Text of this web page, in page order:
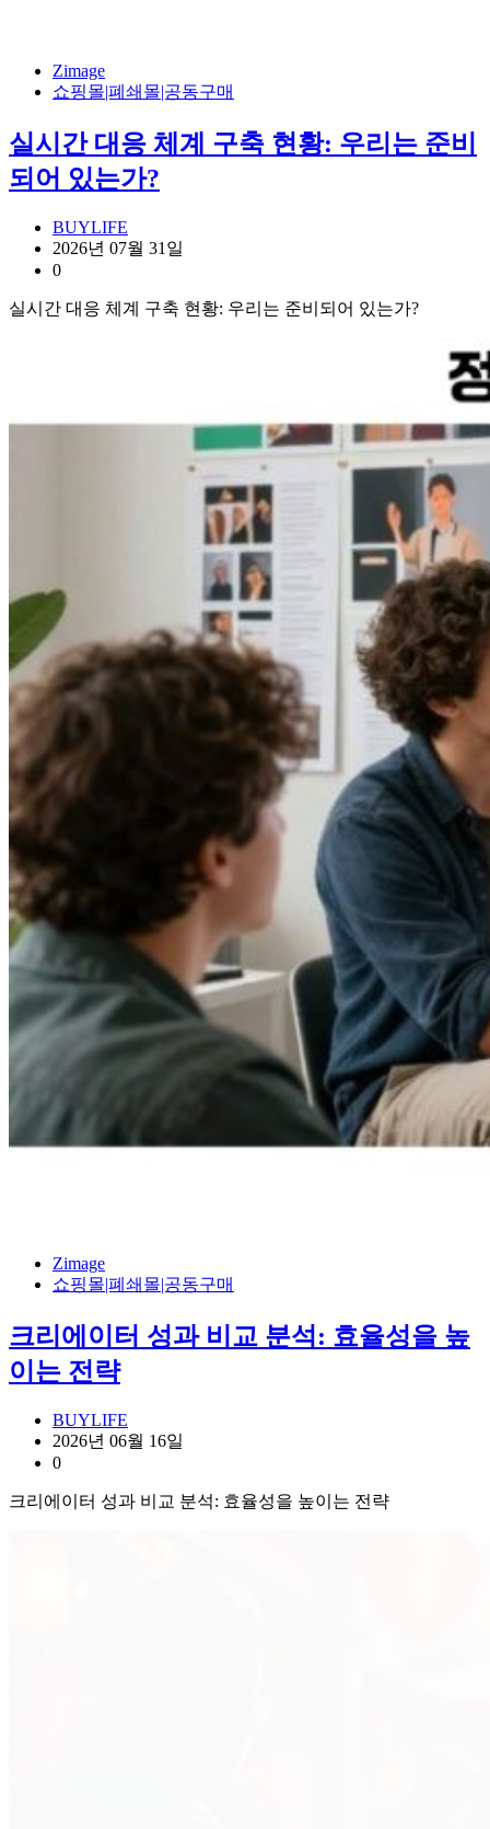
Zimage
쇼핑몰|폐쇄몰|공동구매
실시간 대응 체계 구축 현황: 우리는 준비
되어 있는가?
BUYLIFE
2026년 07월 31일
0
실시간 대응 체계 구축 현황: 우리는 준비되어 있는가?
Zimage
쇼핑몰|폐쇄몰|공동구매
크리에이터 성과 비교 분석: 효율성을 높
이는 전략
BUYLIFE
2026년 06월 16일
0
크리에이터 성과 비교 분석: 효율성을 높이는 전략